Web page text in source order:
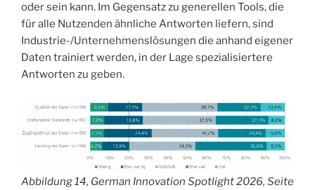
oder sein kann. Im Gegensatz zu generellen Tools, die
für alle Nutzenden ähnliche Antworten liefern, sind
Industrie-/Unternehmenslösungen die anhand eigener
Daten trainiert werden, in der Lage spezialisiertere
Antworten zu geben.
Abbildung 14, German Innovation Spotlight 2026, Seite